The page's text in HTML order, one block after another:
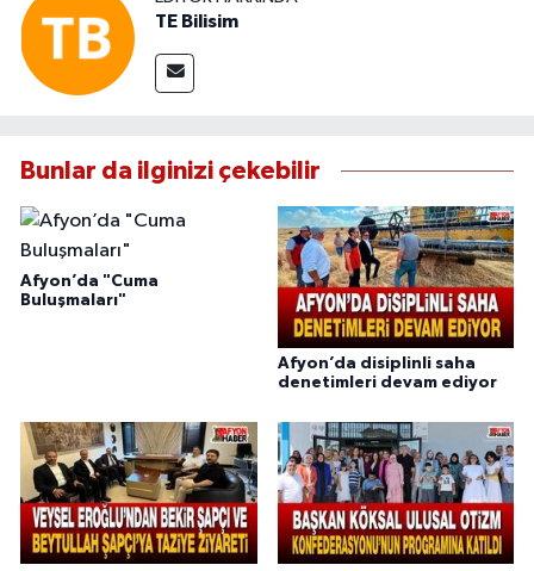
TE Bilisim
Bunlar da ilginizi çekebilir
Afyon’da "Cuma
Buluşmaları"
Afyon’da disiplinli saha
denetimleri devam ediyor